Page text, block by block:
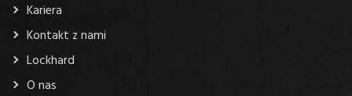
Kariera
Kontakt z nami
Lockhard
O nas